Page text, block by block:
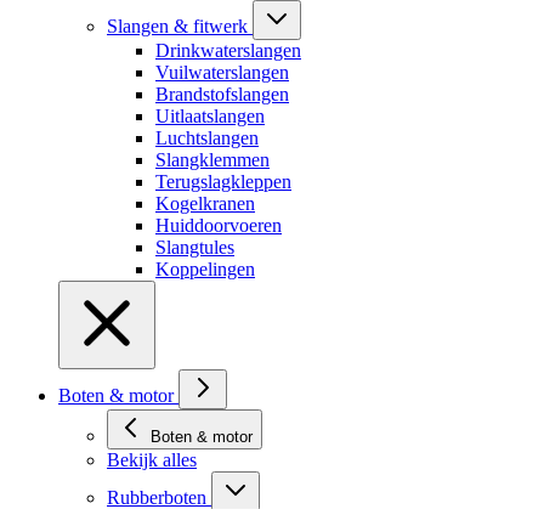
Slangen & fitwerk
Drinkwaterslangen
Vuilwaterslangen
Brandstofslangen
Uitlaatslangen
Luchtslangen
Slangklemmen
Terugslagkleppen
Kogelkranen
Huiddoorvoeren
Slangtules
Koppelingen
Boten & motor
Boten & motor
Bekijk alles
Rubberboten